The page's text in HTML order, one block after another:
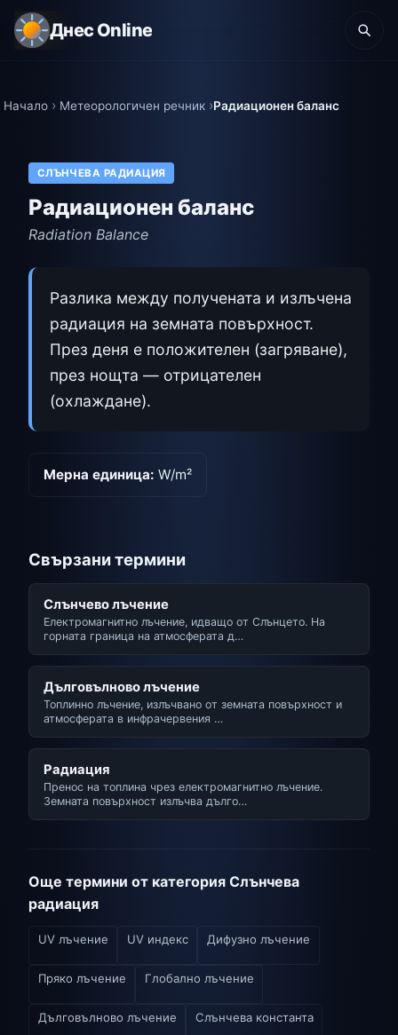
Днес Online
Начало Метеорологичен речник Радиационен баланс
СЛЪНЧЕВА РАДИАЦИЯ
Радиационен баланс
Radiation Balance
Разлика между получената и излъчена
радиация на земната повърхност.
През деня е положителен (загряване),
през нощта — отрицателен
(охлаждане).
Мерна единица: W/m²
Свързани термини
Слънчево лъчение
Електромагнитно лъчение, идващо от Слънцето. На
горната граница на атмосферата д…
Дълговълново лъчение
Топлинно лъчение, излъчвано от земната повърхност и
атмосферата в инфрачервения …
Радиация
Пренос на топлина чрез електромагнитно лъчение.
Земната повърхност излъчва дълго…
Още термини от категория Слънчева
радиация
UV лъчение UV индекс Дифузно лъчение
Пряко лъчение Глобално лъчение
Дълговълново лъчение Слънчева константа